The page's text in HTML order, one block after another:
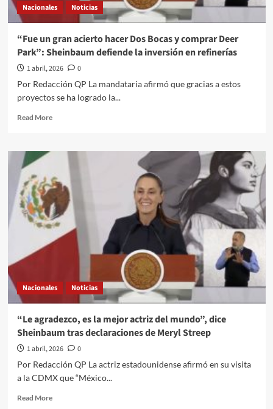
mujer
en
Nacional
era
IA
Nacionales Noticias
“Fue un gran acierto hacer Dos Bocas y comprar Deer
Park”: Sheinbaum defiende la inversión en refinerías
1 abril, 2026
0
Por Redacción QP La mandataria afirmó que gracias a estos
proyectos se ha logrado la...
Read MoreRead
“Fue
acierto
hacer
Dos
Bocas
y
comprar
defiende
la
en
refinerías
Nacionales Noticias
“Le agradezco, es la mejor actriz del mundo”, dice
Sheinbaum tras declaraciones de Meryl Streep
1 abril, 2026
0
Por Redacción QP La actriz estadounidense afirmó en su visita
a la CDMX que “México...
Read MoreRead